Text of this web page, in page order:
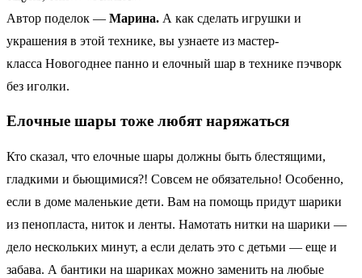
Автор поделок — Марина. А как сделать игрушки и
украшения в этой технике, вы узнаете из мастер-
класса Новогоднее панно и елочный шар в технике пэчворк
без иголки.
Елочные шары тоже любят наряжаться
Кто сказал, что елочные шары должны быть блестящими,
гладкими и бьющимися?! Совсем не обязательно! Особенно,
если в доме маленькие дети. Вам на помощь придут шарики
из пенопласта, ниток и ленты. Намотать нитки на шарики —
дело нескольких минут, а если делать это с детьми — еще и
забава. А бантики на шариках можно заменить на любые